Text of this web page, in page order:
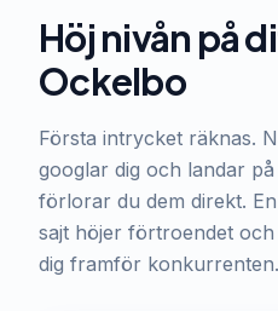
Höj nivån på
Ockelbo
Första intrycket räknas.
googlar dig och landar
förlorar du dem direkt.
sajt höjer förtroendet
dig framför konkurrenten.